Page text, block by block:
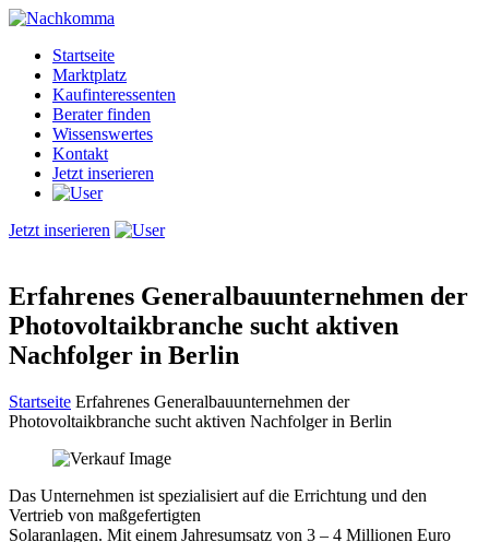
Startseite
Marktplatz
Kaufinteressenten
Berater finden
Wissenswertes
Kontakt
Jetzt inserieren
Jetzt inserieren
Erfahrenes Generalbauunternehmen der
Photovoltaikbranche sucht aktiven
Nachfolger in Berlin
Startseite Erfahrenes Generalbauunternehmen der
Photovoltaikbranche sucht aktiven Nachfolger in Berlin
Das Unternehmen ist spezialisiert auf die Errichtung und den
Vertrieb von maßgefertigten
Solaranlagen. Mit einem Jahresumsatz von 3 – 4 Millionen Euro